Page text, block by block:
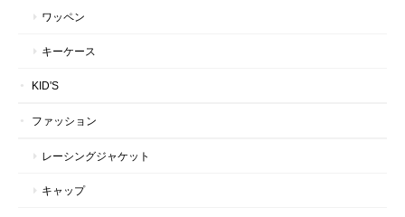
ワッペン
キーケース
KID'S
ファッション
レーシングジャケット
キャップ